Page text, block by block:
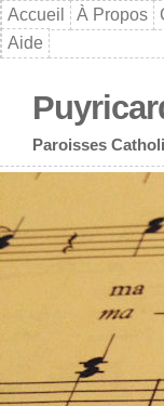
Accueil À Propos
Aide
Paroisses